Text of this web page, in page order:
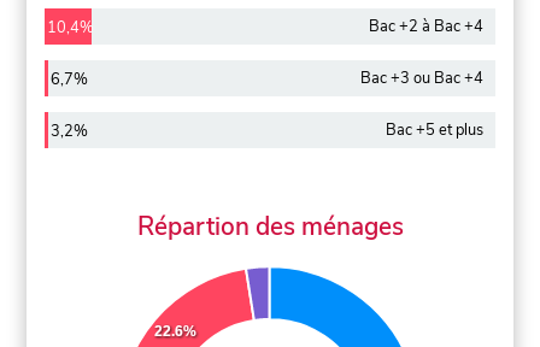
10,4% Bac +2 à Bac +4
6,7% Bac +3 ou Bac +4
3,2% Bac +5 et plus
Répartion des ménages
22.6%